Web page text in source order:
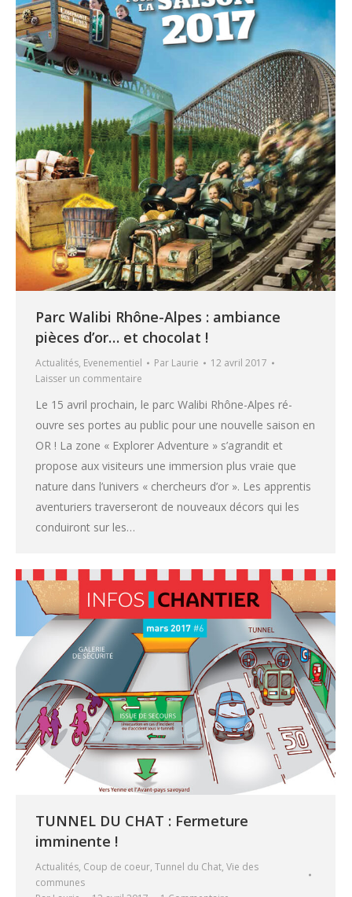
Parc Walibi Rhône-Alpes : ambiance
pièces d’or… et chocolat !
Actualités, Evenementiel Par Laurie
12 avril 2017
Laisser un commentaire
Le 15 avril prochain, le parc Walibi Rhône-Alpes ré-
ouvre ses portes au public pour une nouvelle saison en
OR ! La zone « Explorer Adventure » s’agrandit et
propose aux visiteurs une immersion plus vraie que
nature dans l’univers « chercheurs d’or ». Les apprentis
aventuriers traverseront de nouveaux décors qui les
conduiront sur les…
TUNNEL DU CHAT : Fermeture
imminente !
Actualités, Coup de coeur, Tunnel du Chat, Vie des
communes